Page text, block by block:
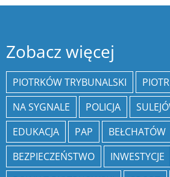
Zobacz więcej
PIOTRKÓW TRYBUNALSKI
NA SYGNALE
POLICJA
EDUKACJA
PAP
BEŁCHATÓW
BEZPIECZEŃSTWO
INWESTYCJE